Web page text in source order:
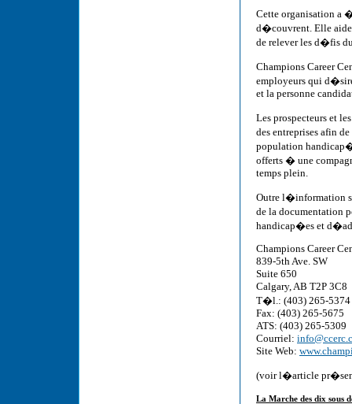
Cette organisation a
d�couvrent. Elle
de relever les d�fis
Champions Career
employeurs qui
et la personne
Les prospecteurs et
des entreprises afin
population
offerts � une
temps plein.
Outre l�information
de la documentation
handicap�es et
Champions Career
839-5th Ave. SW
Suite 650
Calgary, AB T2P 3C8
T�l.: (403) 265-5374
Fax: (403) 265-5675
ATS: (403) 265-5309
Courriel:
Site Web:
(voir l�article
La Marche des dix sous